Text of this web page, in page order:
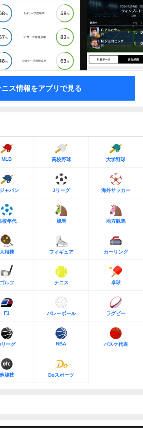
ニス情報をアプリで見る
MLB 高校野球 大学野球
ャパン Jリーグ 海外サッカー
校年代 競馬 地方競馬
大相撲 フィギュア カーリング
ゴルフ テニス 卓球
F1 バレーボール ラグビー
リーグ NBA バスケ代表
他競技 Doスポーツ